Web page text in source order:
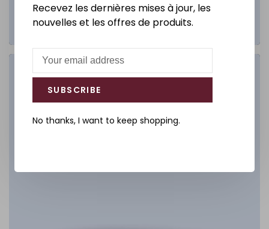
Salle de bain
Recevez les dernières mises à jour, les
nouvelles et les offres de produits.
SUBSCRIBE
No thanks, I want to keep shopping.